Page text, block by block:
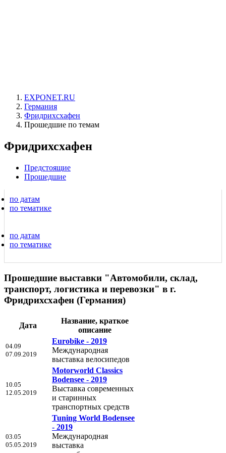
EXPONET.RU
Германия
Фридрихсхафен
Прошедшие по темам
Фридрихсхафен
Предстоящие
Прошедшие
по датам
по тематике
по датам
по тематике
Прошедшие выставки "Автомобили, склад,
транспорт, логистика и перевозки" в г.
Фридрихсхафен (Германия)
Дата
Название, краткое
описание
04.09
07.09.2019
Eurobike - 2019
Международная
выставка велосипедов
10.05
12.05.2019
Motorworld Classics
Bodensee - 2019
Выставка современных
и старинных
транспортных средств
03.05
05.05.2019
Tuning World Bodensee
- 2019
Международная
выставка